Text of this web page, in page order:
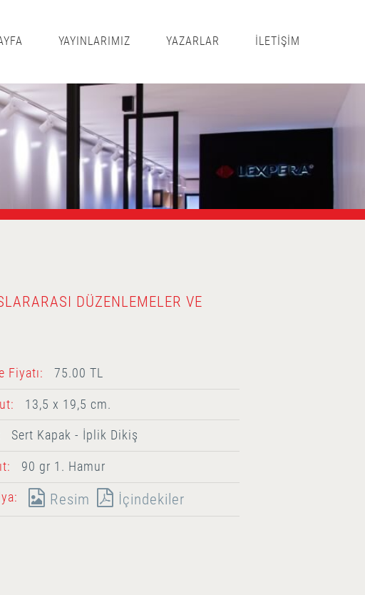
YAYINLARIMIZ YAZARLAR İLETİŞİM
DÜZENLEMELER VE
Fiyatı: 75.00 TL
13,5 x 19,5 cm.
Sert Kapak - İplik Dikiş
90 gr 1. Hamur
Resim İçindekiler